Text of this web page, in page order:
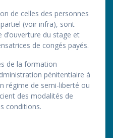
de celles des personnes
(voir infra), sont
du stage et
de congés payés.
de la formation
pénitentiaire à
régime de semi-liberté ou
des modalités de
conditions.